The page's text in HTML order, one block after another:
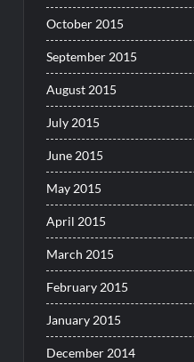
October 2015
September 2015
August 2015
July 2015
June 2015
May 2015
April 2015
March 2015
February 2015
January 2015
December 2014